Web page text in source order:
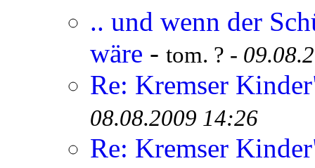
.. und wenn der
wäre - tom. ? -
Re: Kremser
08.08.2009 14:26
Re: Kremser